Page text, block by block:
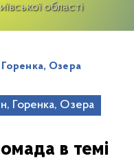
області
Озера
Горенка, Озера
в темі